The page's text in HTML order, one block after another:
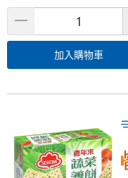
加入購物車